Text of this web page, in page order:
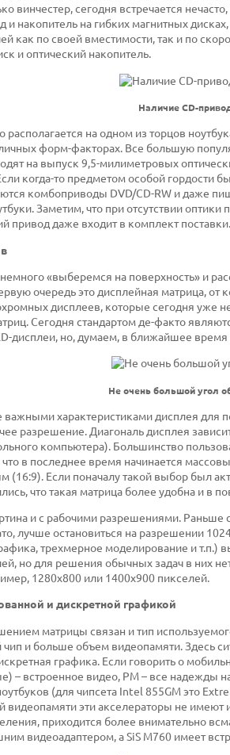
винчестер, сегодня встречается
и накопитель на гибких магнитных
как по своей вместимости, так и по
и оптический накопитель.
Наличие CD-
на одном из торцов
форм-факторах. Все большую
на выпуск 9,5-милиметровых
когда-то предметом особой гордости
комбоприводы DVD/CD-RW и даже
Заметим, что при отсутствии
привод даже входит в комплект
«выберемся на поверхность» и
очередь это дисплейная матрица, от
дисплеев, которые сегодня уже
Сегодня стандартом де-факто
дисплеи, но, думаем, в ближайшее
Не очень большой угол
важными характеристиками дисплея для
разрешение. Диагональ дисплея
компьютера). Большинство
что в последнее время начинается
Если поначалу такой выбор был
что такая матрица более удобна и в
и с рабочими разрешениями.
лучше остановиться на разрешении
трехмерное моделирование и
но для решения обычных задач в них
1280х800 или 1400х900 пикселей.
и дискретной графикой
матрицы связан и тип
чип и больше объем видеопамяти. Здесь
графика. Если говорить о
– встроенное видео, PM – все надежды
(для чипсета Intel 855GM это
видеопамяти эти акселераторы не
приходится более внимательно
видеоадаптером, а SiS M760 имеет